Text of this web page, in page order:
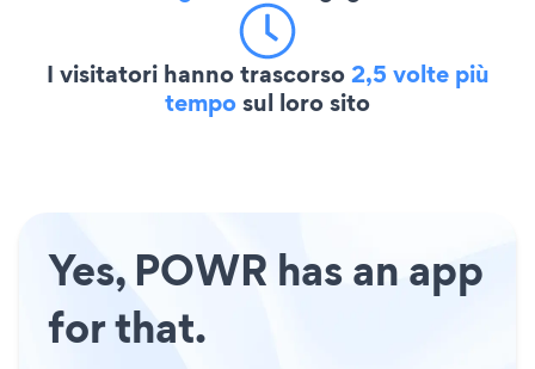
I visitatori hanno trascorso2,5 volte più
temposul loro sito
Yes, POWR has an app
for that.